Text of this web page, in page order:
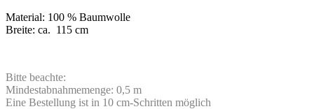
Material: 100 % Baumwolle
Breite: ca. 115 cm
Bitte beachte:
Mindestabnahmemenge: 0,5 m
Eine Bestellung ist in 10 cm-Schritten möglich